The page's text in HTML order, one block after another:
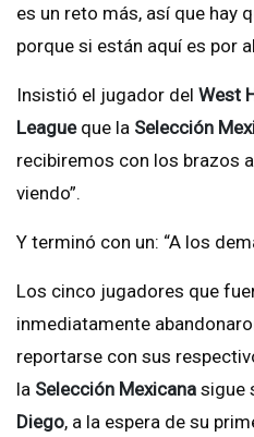
es un reto más, así que hay
porque si están aquí es por
Insistió el jugador del West
Leagueque la Selección
recibiremos con los brazos
viendo”.
Y terminó con un: “A los
Los cinco jugadores que
inmediatamente
reportarse con sus
la Selección Mexicana sigue
Diego, a la espera de su